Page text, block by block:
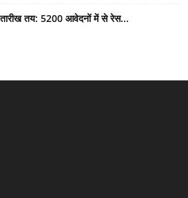
तारीख तय: 5200 आवेदनों में से रेस...